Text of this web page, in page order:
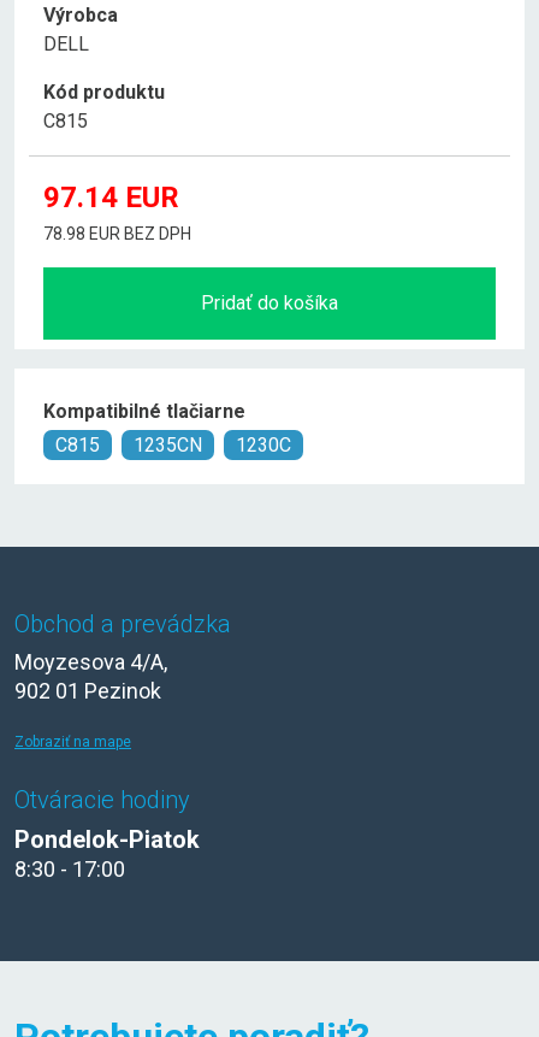
Výrobca
DELL
Kód produktu
C815
97.14 EUR
78.98 EUR BEZ DPH
Pridať do košíka
Kompatibilné tlačiarne
C815
1235CN 1230C
Obchod a prevádzka
Moyzesova 4/A,
902 01 Pezinok
Zobraziť na mape
Otváracie hodiny
Pondelok-Piatok
8:30 - 17:00